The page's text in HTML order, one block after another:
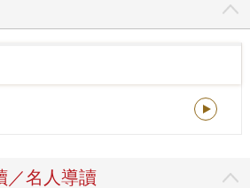
之舉。一直以來他始終懷抱著探索
小說視為自己創作的原鄉，這些寫
，敦促他持續投入寫作。但直到
題的小說拿下文學獎，並再於2016年
創意家獎，他這才算是真正站穩了
找回自己的創作認同而經過長時間籌
／名人導讀